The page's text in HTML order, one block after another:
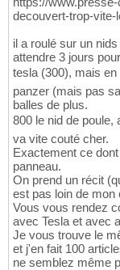
decouvert-trop-vite-
il a roulé sur un
attendre 3 jours
tesla (300), mais
panzer (mais pas
balles de plus.
800 le nid de
va vite couté cher.
Exactement ce
panneau.
On prend un récit
est pas loin de mon
Vous vous rendez
avec Tesla et avec
Je vous trouve le
et j'en fait 100
ne semblez même